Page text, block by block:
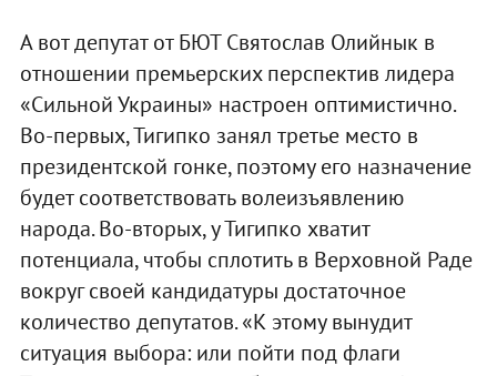
А вот депутат от БЮТ Святослав Олийнык в
отношении премьерских перспектив лидера
«Сильной Украины» настроен оптимистично.
Во-первых, Тигипко занял третье место в
президентской гонке, поэтому его назначение
будет соответствовать волеизъявлению
народа. Во-вторых, у Тигипко хватит
потенциала, чтобы сплотить в Верховной Раде
вокруг своей кандидатуры достаточное
количество депутатов. «К этому вынудит
ситуация выбора: или пойти под флаги